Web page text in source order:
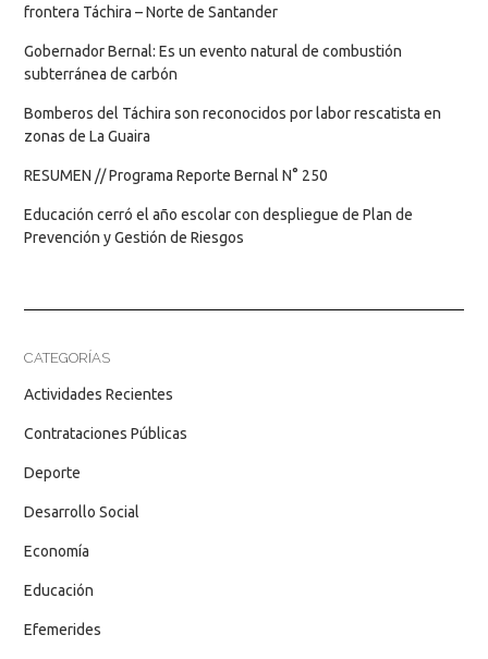
frontera Táchira – Norte de Santander
Gobernador Bernal: Es un evento natural de combustión
subterránea de carbón
Bomberos del Táchira son reconocidos por labor rescatista en
zonas de La Guaira
RESUMEN // Programa Reporte Bernal N° 250
Educación cerró el año escolar con despliegue de Plan de
Prevención y Gestión de Riesgos
CATEGORÍAS
Actividades Recientes
Contrataciones Públicas
Deporte
Desarrollo Social
Economía
Educación
Efemerides